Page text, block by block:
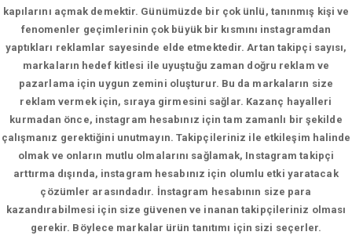
kapılarını açmak demektir. Günümüzde bir çok ünlü, tanınmış kişi ve
fenomenler geçimlerinin çok büyük bir kısmını instagramdan
yaptıkları reklamlar sayesinde elde etmektedir. Artan takipçi sayısı,
markaların hedef kitlesi ile uyuştuğu zaman doğru reklam ve
pazarlama için uygun zemini oluşturur. Bu da markaların size
reklam vermek için, sıraya girmesini sağlar. Kazanç hayalleri
kurmadan önce, instagram hesabınız için tam zamanlı bir şekilde
çalışmanız gerektiğini unutmayın. Takipçileriniz ile etkileşim halinde
olmak ve onların mutlu olmalarını sağlamak, Instagram takipçi
arttırma dışında, instagram hesabınız için olumlu etki yaratacak
çözümler arasındadır. İnstagram hesabının size para
kazandırabilmesi için size güvenen ve inanan takipçileriniz olması
gerekir. Böylece markalar ürün tanıtımı için sizi seçerler.